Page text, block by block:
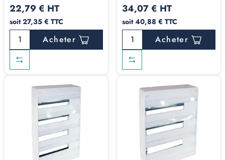
22,79 € HT
soit 27,35 € TTC
Acheter
34,07 € HT
soit 40,88 € TTC
Acheter